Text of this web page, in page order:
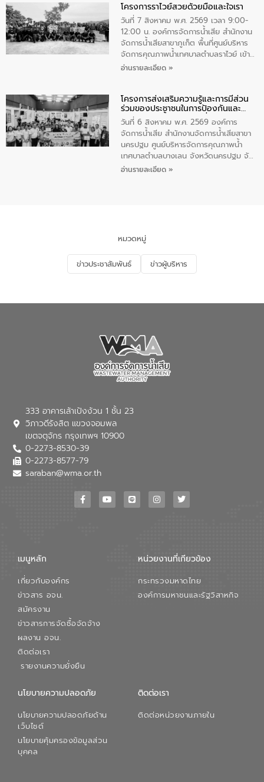
ทองคำและประกาศเกียรติคุณให้แก่ กำนัน
ผู้ใหญ่บ้านยอดเยี่ยม พร้อมกล่าวชื่นชม ให้
โอวาท และมอบนโยบาย
โครงการราไวย์สวยด้วยมือและใจเรา
วันที่ 7 สิงหาคม พ.ศ. 2569 เวลา 9:00-
12:00 น. องค์การจัดการน้ำเสีย สำนักงาน
จัดการน้ำเสียสาขาภูเก็ต พื้นที่ศูนย์บริหาร
จัดการคุณภาพน้ำเทศบาลตำบลราไวย์ เข้า
ร่วมโครงการราไวย์สวยด้วยมือและใจเรา
ประชาชน ตัวแทนจากโรงแรมต่างๆ ในเขต
เทศบาลตำบลราไวย์ ศูนย์บริหารจัดการ
คุณภาพน้ำเทศบาลตำบลราไวย์ นำโดยนาย
น้อย แก้วเศษ ผู้จัดการสำนักงานจัดการน้ำ
เสียสาขาภูเก็ต พร้อมด้วยเจ้าหน้าที่ จำนวน
5 คน ร่วมทำกิจกรรม ทำความสะอาด
ชายหาดและแหล่งท่องเที่ยว ณ บริเวณ
อ่านรายละเอียด »
โครงการส่งเสริมความรู้และการมีส่วน
ร่วมของประชาชนในการป้องกันและ
แก้ไขปัญหาน้ำเสียอย่างยั่งยืน
วันที่ 6 สิงหาคม พ.ศ. 2569 องค์การ
จัดการน้ำเสีย สำนักงานจัดการน้ำเสียสาขา
นครปฐม ศูนย์บริหารจัดการคุณภาพน้ำ
เทศบาลตำบลบางเลน จังหวัดนครปฐม จัด
กิจกรรมภายใต้โครงการส่งเสริมความรู้และ
จัดการน้ำเสียและสร้างจิตสำนึกในการ
อนุรักษ์สิ่งแวดล้อม ในหัวข้อ “น้ำเสียชุมชน
และการบำบัดน้ำเสียเบื้องต้น” โดยให้ความรู้
เกี่ยวกับสาเหตุและผลกระทบของน้ำเสีย
ณ เทศบาลตำบลบางเลน จังหวัดนครปฐม
อ่านรายละเอียด »
หมวดหมู่
ข่าวประชาสัมพันธ์ ข่าวผู้บริหาร
333 อาคารเล้าเป้งง้วน 1 ชั้น 23
วิภาวดีรังสิต แขวงจอมพล
เขตจตุจักร กรุงเทพฯ 10900
0-2273-8530-39
0-2273-8577-79
saraban@wma.or.th
เมนูหลัก
เกี่ยวกับองค์กร
ข่าวสาร อจน.
สมัครงาน
ข่าวสารการจัดซื้อจัดจ้าง
ผลงาน อจน.
ติดต่อเรา
รายงานความยั่งยืน
หน่วยงานที่เกียวข้อง
กระทรวงมหาดไทย
องค์การมหาชนและรัฐวิสาหกิจ
นโยบายความปลอดภัย
นโยบายความปลอดภัยด้าน
เว็บไซต์
นโยบายคุ้มครองข้อมูลส่วน
บุคคล
ติดต่อเรา
ติดต่อหน่วยงานภายใน